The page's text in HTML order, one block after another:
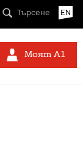
Търсене EN
Моят А1